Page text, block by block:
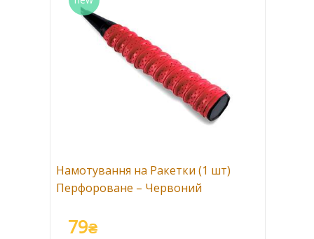
Намотування на Ракетки (1 шт)
Перфороване – Червоний
79₴